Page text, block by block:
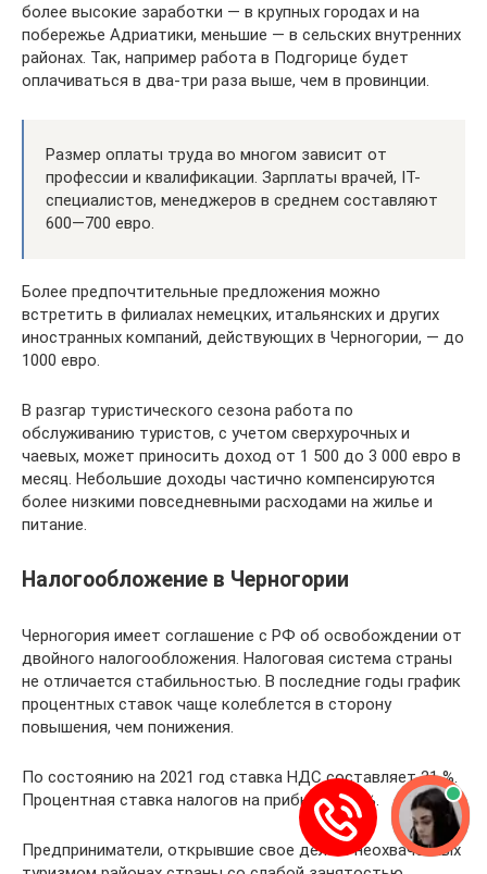
более высокие заработки — в крупных городах и на
побережье Адриатики, меньшие — в сельских внутренних
районах. Так, например работа в Подгорице будет
оплачиваться в два-три раза выше, чем в провинции.
Размер оплаты труда во многом зависит от
профессии и квалификации. Зарплаты врачей, IT-
специалистов, менеджеров в среднем составляют
600—700 евро.
Более предпочтительные предложения можно
встретить в филиалах немецких, итальянских и других
иностранных компаний, действующих в Черногории, — до
1000 евро.
В разгар туристического сезона работа по
обслуживанию туристов, с учетом сверхурочных и
чаевых, может приносить доход от 1 500 до 3 000 евро в
месяц. Небольшие доходы частично компенсируются
более низкими повседневными расходами на жилье и
питание.
Налогообложение в Черногории
Черногория имеет соглашение с РФ об освобождении от
двойного налогообложения. Налоговая система страны
не отличается стабильностью. В последние годы график
процентных ставок чаще колеблется в сторону
повышения, чем понижения.
По состоянию на 2021 год ставка НДС составляет 21 %.
Процентная ставка налогов на прибыль — 9 %.
Предприниматели, открывшие свое дело в неохваченных